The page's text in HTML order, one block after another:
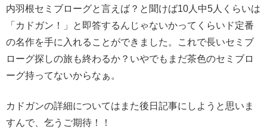
内羽根セミブローグと言えば？と聞けば10人中5人くらいは
「カドガン！」と即答するんじゃないかってくらいド定番
の名作を手に入れることができました。これで長いセミブ
ローグ探しの旅も終わるか？いやでもまだ茶色のセミブロ
ーグ持ってないからなぁ。
カドガンの詳細についてはまた後日記事にしようと思いま
すんで、乞うご期待！！